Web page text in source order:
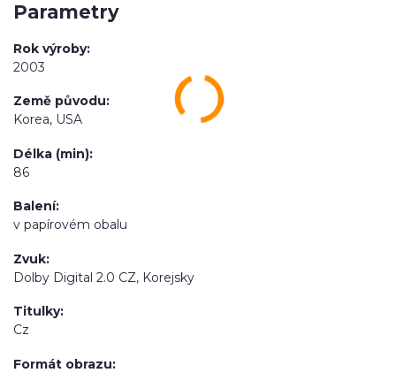
Parametry
Rok výroby
2003
Země původu
Korea, USA
Délka (min)
86
Balení
v papírovém obalu
Zvuk
Dolby Digital 2.0 CZ, Korejsky
Titulky
Cz
Formát obrazu